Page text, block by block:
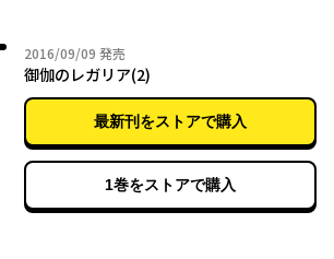
９日発売）で好評連載中！
2016/09/09 2016年09月09日
発売
御伽のレガリア(2)
最新刊をストアで購入
1巻をストアで購入